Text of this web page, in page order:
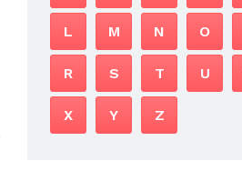
L M N O
R S T U
X Y Z